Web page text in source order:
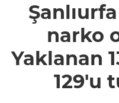
narko
Yaklanan
129'u